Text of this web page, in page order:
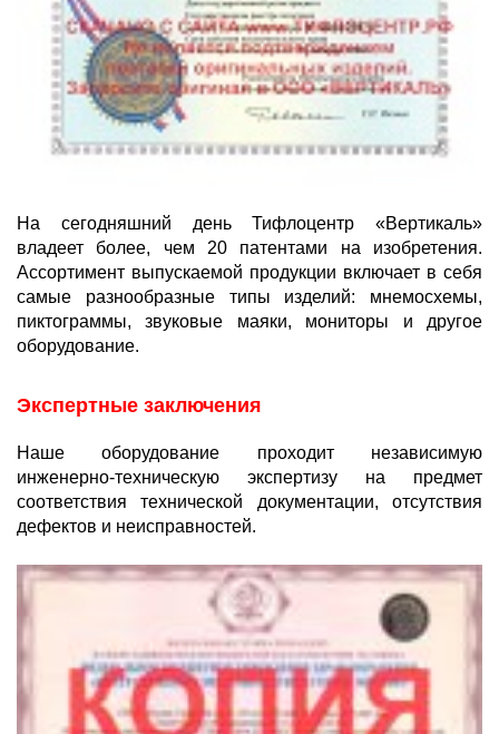
На сегодняшний день Тифлоцентр «Вертикаль»
владеет более, чем 20 патентами на изобретения.
Ассортимент выпускаемой продукции включает в себя
самые разнообразные типы изделий: мнемосхемы,
пиктограммы, звуковые маяки, мониторы и другое
оборудование.
Экспертные заключения
Наше оборудование проходит независимую
инженерно-техническую экспертизу на предмет
соответствия технической документации, отсутствия
дефектов и неисправностей.